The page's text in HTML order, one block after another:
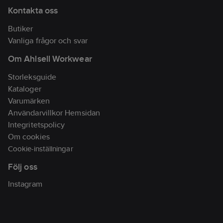
Kontakta oss
Butiker
Vanliga frågor och svar
Om Ahlsell Workwear
Storleksguide
Kataloger
Varumärken
Användarvillkor Hemsidan
Integritetspolicy
Om cookies
Cookie-inställningar
Följ oss
Instagram